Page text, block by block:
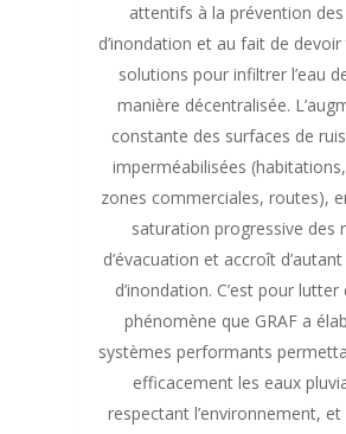
attentifs à la prévention
d’inondation et au fait de
solutions pour infiltrer l’eau
manière décentralisée.
constante des surfaces de
imperméabilisées
zones commerciales, routes),
saturation progressive des
d’évacuation et accroît
d’inondation. C’est pour
phénomène que GRAF a
systèmes performants
efficacement les eaux
respectant l’environnement,